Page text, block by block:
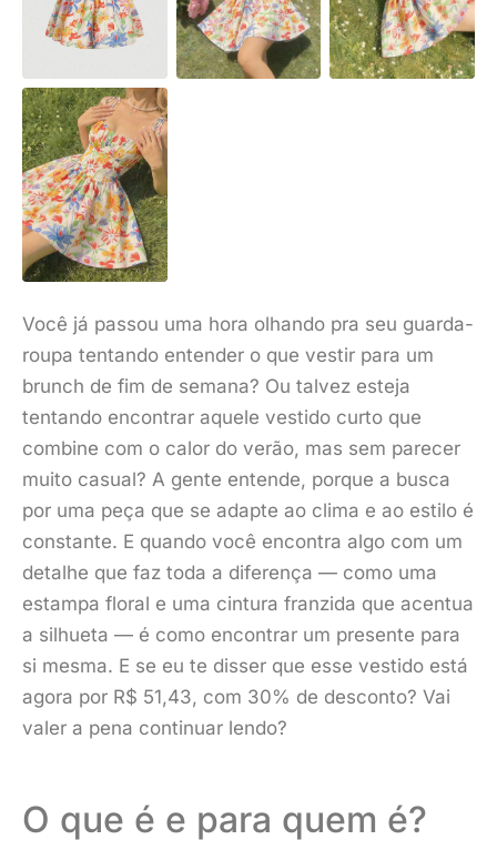
Você já passou uma hora olhando pra seu guarda-
roupa tentando entender o que vestir para um
brunch de fim de semana? Ou talvez esteja
tentando encontrar aquele vestido curto que
combine com o calor do verão, mas sem parecer
muito casual? A gente entende, porque a busca
por uma peça que se adapte ao clima e ao estilo é
constante. E quando você encontra algo com um
detalhe que faz toda a diferença — como uma
estampa floral e uma cintura franzida que acentua
a silhueta — é como encontrar um presente para
si mesma. E se eu te disser que esse vestido está
agora por R$ 51,43, com 30% de desconto? Vai
valer a pena continuar lendo?
O que é e para quem é?